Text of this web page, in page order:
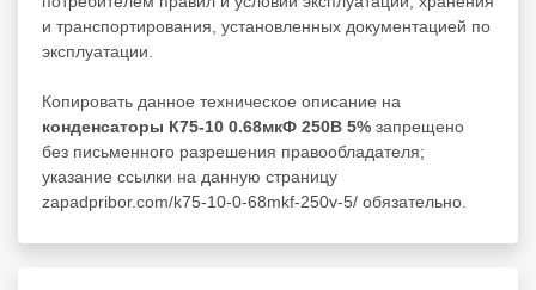
и транспортирования, установленных документацией по
эксплуатации.
Копировать данное техническое описание на
конденсаторы К75-10 0.68мкФ 250В 5% запрещено
без письменного разрешения правообладателя;
указание ссылки на данную страницу
zapadpribor.com/k75-10-0-68mkf-250v-5/ обязательно.